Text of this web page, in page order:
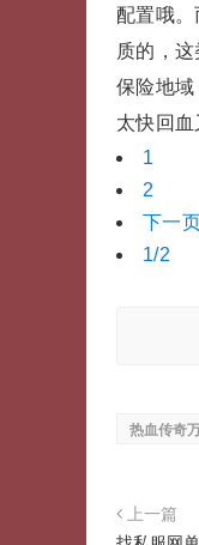
配置哦
质的，
保险地
太快回
1
2
下一
1/2
热血传奇
上一篇